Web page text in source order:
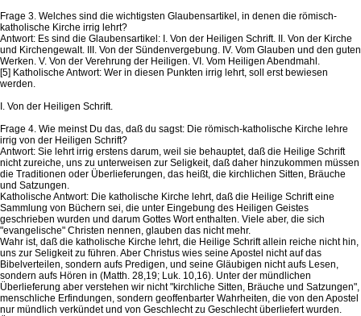
Frage 3. Welches sind die wichtigsten Glaubensartikel, in denen die römisch-
katholische Kirche irrig lehrt?
Antwort: Es sind die Glaubensartikel: I. Von der Heiligen Schrift. II. Von der Kirche
und Kirchengewalt. III. Von der Sündenvergebung. IV. Vom Glauben und den guten
Werken. V. Von der Verehrung der Heiligen. VI. Vom Heiligen Abendmahl.
[5] Katholische Antwort: Wer in diesen Punkten irrig lehrt, soll erst bewiesen
werden.
I. Von der Heiligen Schrift.
Frage 4. Wie meinst Du das, daß du sagst: Die römisch-katholische Kirche lehre
irrig von der Heiligen Schrift?
Antwort: Sie lehrt irrig erstens darum, weil sie behauptet, daß die Heilige Schrift
nicht zureiche, uns zu unterweisen zur Seligkeit, daß daher hinzukommen müssen
die Traditionen oder Überlieferungen, das heißt, die kirchlichen Sitten, Bräuche
und Satzungen.
Katholische Antwort: Die katholische Kirche lehrt, daß die Heilige Schrift eine
Sammlung von Büchern sei, die unter Eingebung des Heiligen Geistes
geschrieben wurden und darum Gottes Wort enthalten. Viele aber, die sich
"evangelische" Christen nennen, glauben das nicht mehr.
Wahr ist, daß die katholische Kirche lehrt, die Heilige Schrift allein reiche nicht hin,
uns zur Seligkeit zu führen. Aber Christus wies seine Apostel nicht auf das
Bibelverteilen, sondern aufs Predigen, und seine Gläubigen nicht aufs Lesen,
sondern aufs Hören in (Matth. 28,19; Luk. 10,16). Unter der mündlichen
Überlieferung aber verstehen wir nicht "kirchliche Sitten, Bräuche und Satzungen",
menschliche Erfindungen, sondern geoffenbarter Wahrheiten, die von den Apostel
nur mündlich verkündet und von Geschlecht zu Geschlecht überliefert wurden.